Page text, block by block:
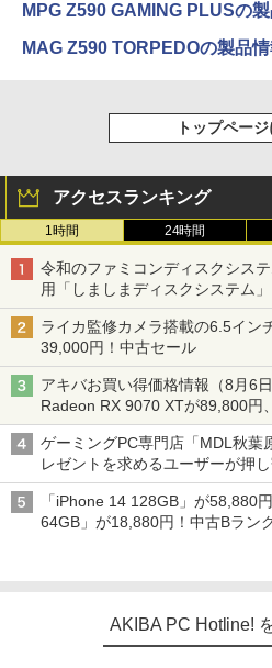
MPG Z590 GAMING PLUSの
MAG Z590 TORPEDOの製品
トップペー
アクセスランキング
1時間 24時間
令和のファミコンディスクシス
用「しましまディスクシステム」
ライカ監修カメラ搭載の6.5イン
39,000円！中古セール
アキバお買い得価格情報（8月6
Radeon RX 9070 XTが89,800円
型モニターが9,801円、暑さ指数
ゲーミングPC専門店「MDL秋葉
レゼントを求めるユーザーが押
「iPhone 14 128GB」が58,880
64GB」が18,880円！中古Bラン
AKIBA PC Hotline!